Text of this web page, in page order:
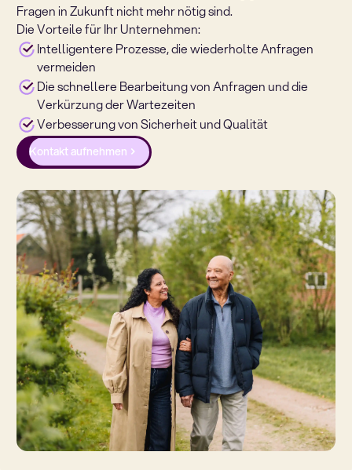
Fragen in Zukunft nicht mehr nötig sind.
Die Vorteile für Ihr Unternehmen:
Intelligentere Prozesse, die wiederholte Anfragen
vermeiden
Die schnellere Bearbeitung von Anfragen und die
Verkürzung der Wartezeiten
Verbesserung von Sicherheit und Qualität
Kontakt aufnehmen